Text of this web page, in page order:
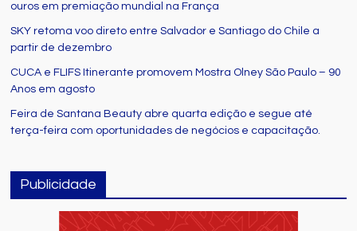
ouros em premiação mundial na França
SKY retoma voo direto entre Salvador e Santiago do Chile a
partir de dezembro
CUCA e FLIFS Itinerante promovem Mostra Olney São Paulo – 90
Anos em agosto
Feira de Santana Beauty abre quarta edição e segue até
terça-feira com oportunidades de negócios e capacitação.
Publicidade